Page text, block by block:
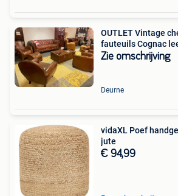
OUTLET Vintage
fauteuils Cognac
Zie omschrijving
Deurne
vidaXL Poef
jute
€ 94,99